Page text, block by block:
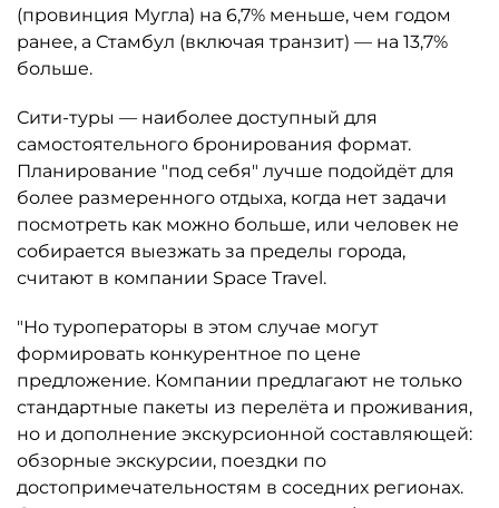
(провинция Мугла) на 6,7% меньше, чем годом
ранее, а Стамбул (включая транзит) — на 13,7%
больше.
Сити-туры — наиболее доступный для
самостоятельного бронирования формат.
Планирование "под себя" лучше подойдёт для
более размеренного отдыха, когда нет задачи
посмотреть как можно больше, или человек не
собирается выезжать за пределы города,
считают в компании Space Travel.
"Но туроператоры в этом случае могут
формировать конкурентное по цене
предложение. Компании предлагают не только
стандартные пакеты из перелёта и проживания,
но и дополнение экскурсионной составляющей:
обзорные экскурсии, поездки по
достопримечательностям в соседних регионах.